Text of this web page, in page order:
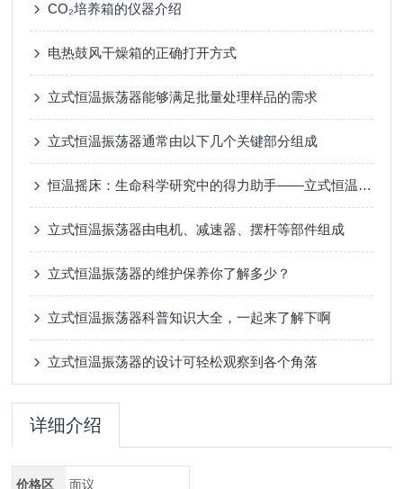
CO₂培养箱的仪器介绍
电热鼓风干燥箱的正确打开方式
立式恒温振荡器能够满足批量处理样品的需求
立式恒温振荡器通常由以下几个关键部分组成
恒温摇床：生命科学研究中的得力助手——立式恒温振荡器
立式恒温振荡器由电机、减速器、摆杆等部件组成
立式恒温振荡器的维护保养你了解多少？
立式恒温振荡器科普知识大全，一起来了解下啊
立式恒温振荡器的设计可轻松观察到各个角落
详细介绍
价格区 面议